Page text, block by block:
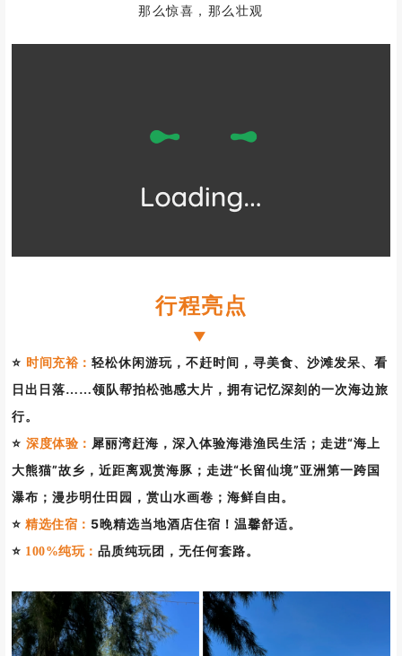
那么惊喜，那么壮观
行程亮点
▼
⭐ 时间充裕： 轻松休闲游玩，不赶时间，寻美食、沙滩发呆、看
日出日落……领队帮拍松弛感大片，拥有记忆深刻的一次海边旅
行。
⭐深度体验： 犀丽湾赶海，深入体验海港渔民生活；走进“海上
大熊猫”故乡，近距离观赏海豚；走进“长留仙境”亚洲第一跨国
瀑布；漫步明仕田园，赏山水画卷；海鲜自由。
⭐精选住宿： 5晚精选当地酒店住宿 ！ 温馨舒适。
⭐ 100%纯玩： 品质纯玩团，无任何套路。